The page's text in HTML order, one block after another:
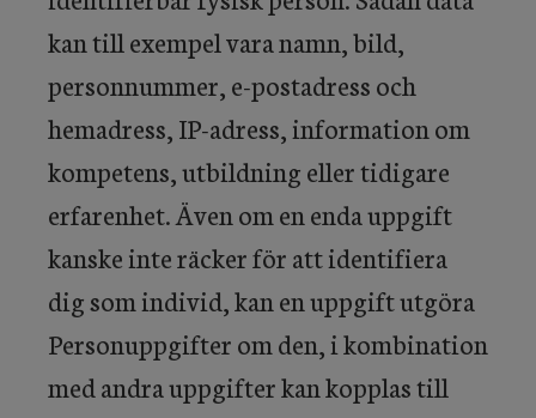
kan till exempel vara namn, bild,
personnummer, e-postadress och
hemadress, IP-adress, information om
kompetens, utbildning eller tidigare
erfarenhet. Även om en enda uppgift
kanske inte räcker för att identifiera
dig som individ, kan en uppgift utgöra
Personuppgifter om den, i kombination
med andra uppgifter kan kopplas till